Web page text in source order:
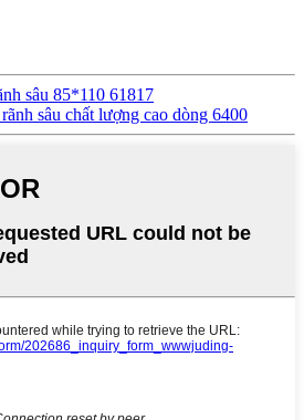
sâu 85*110 61817
sâu chất lượng cao dòng 6400